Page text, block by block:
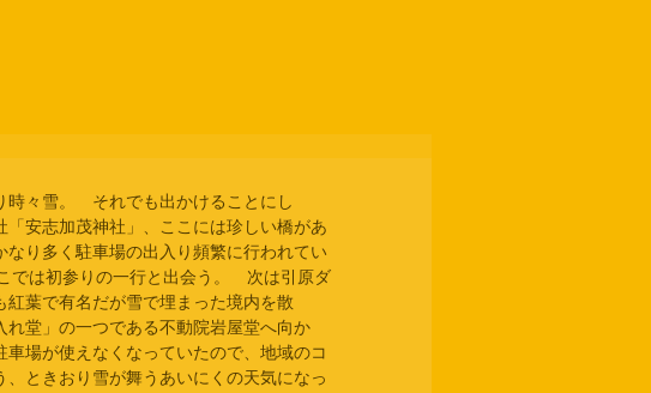
々雪。　それでも出かけることにし
安志加茂神社」、ここには珍しい橋があ
り多く駐車場の出入り頻繁に行われてい
では初参りの一行と出会う。　次は引原ダ
葉で有名だが雪で埋まった境内を散
堂」の一つである不動院岩屋堂へ向か
場が使えなくなっていたので、地域のコ
ときおり雪が舞うあいにくの天気になっ